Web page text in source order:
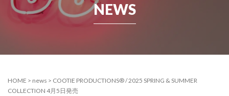
NEWS
HOME > news > COOTIE PRODUCTIONS® / 2025 SPRING & SUMMER
COLLECTION 4月5日発売